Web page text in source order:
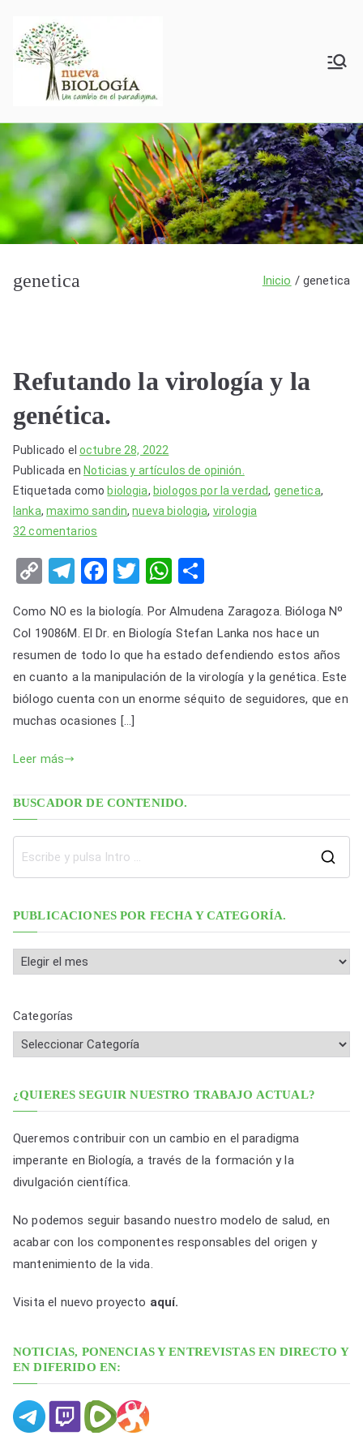
contenido
Biología
genetica Inicio genetica
Refutando la virología y la
genética.
Publicado el octubre 28, 2022
Publicada en Noticias y artículos de opinión.
Etiquetada comobiologia, biologos por la verdad, genetica,
lanka,maximo sandin,nueva biologia, virologia
32 comentarios
la
y
la
genética.
C
p
y
Li
n
k
T
e
gr
a
m
F
c
e
b
o
o
T
tt
er
W
at
s
A
p
ar
e
Como NO es la biología. Por Almudena Zaragoza. Bióloga Nº
Col 19086M. El Dr. en Biología Stefan Lanka nos hace un
resumen de todo lo que ha estado defendiendo estos años
en cuanto a la manipulación de la virología y la genética. Este
biólogo cuenta con un enorme séquito de seguidores, que en
muchas ocasiones […]
Leer más
BUSCADOR DE CONTENIDO.
c
a
r
PUBLICACIONES POR FECHA Y CATEGORÍA.
l
a
c
i
o
n
s
p
o
f
c
h
y
Categorías
¿QUIERES SEGUIR NUESTRO TRABAJO ACTUAL?
Queremos contribuir con un cambio en el paradigma
imperante en Biología, a través de la formación y la
divulgación científica.
No podemos seguir basando nuestro modelo de salud, en
acabar con los componentes responsables del origen y
mantenimiento de la vida.
Visita el nuevo proyecto aquí.
NOTICIAS, PONENCIAS Y ENTREVISTAS EN DIRECTO Y
EN DIFERIDO EN: